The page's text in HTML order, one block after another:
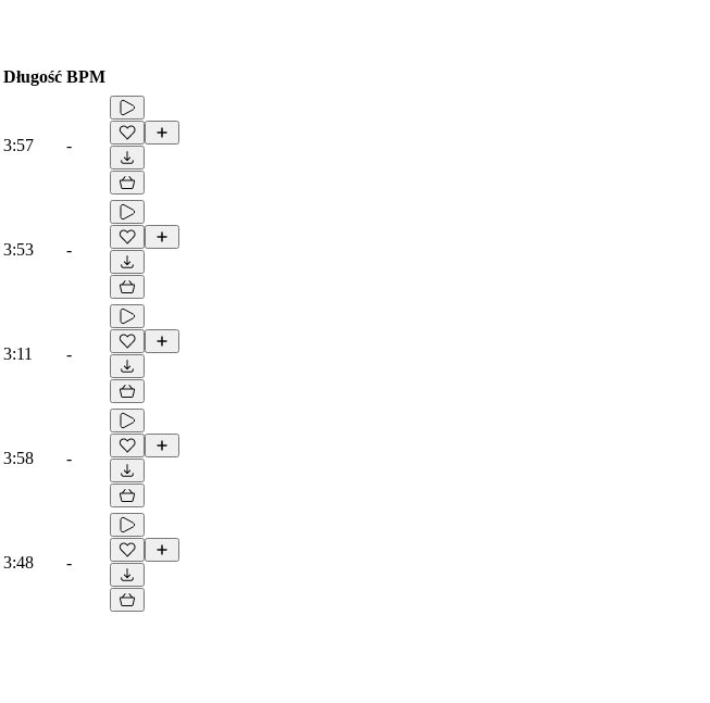
Długość BPM
3:57 -
3:53 -
3:11 -
3:58 -
3:48 -